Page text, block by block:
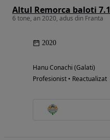
Altul Remorca baloti
6 tone, an 2020, adus din Franta
2020
Hanu Conachi (Galati)
Profesionist • Reactualizat